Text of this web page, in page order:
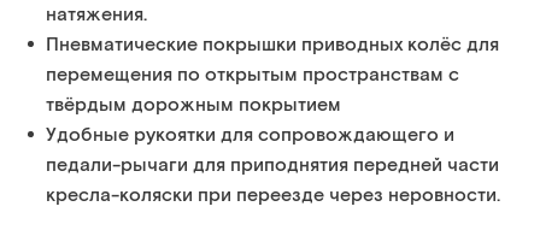
натяжения.
Пневматические покрышки приводных колёс для
перемещения по открытым пространствам с
твёрдым дорожным покрытием
Удобные рукоятки для сопровождающего и
педали-рычаги для приподнятия передней части
кресла-коляски при переезде через неровности.